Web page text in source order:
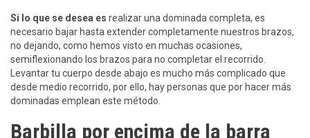
Si lo que se desea es realizar una dominada completa, es
necesario bajar hasta extender completamente nuestros brazos,
no dejando, como hemos visto en muchas ocasiones,
semiflexionando los brazos para no completar el recorrido.
Levantar tu cuerpo desde abajo es mucho más complicado que
desde medio recorrido, por ello, hay personas que por hacer más
dominadas emplean este método.
Barbilla por encima de la barra